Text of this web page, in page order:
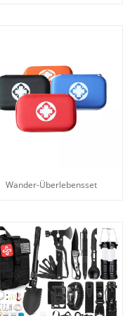
Wander-Überlebensset